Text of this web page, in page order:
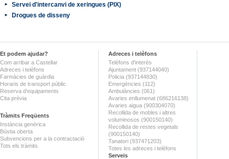
Servei d'intercanvi de xeringues (PIX)
Drogues de disseny
Et podem ajudar?
Com arribar a Castellar
Adreces i telèfons
Farmàcies de guàrdia
Horaris de transport públic
Reserva d'equipaments
Cita prèvia
Tràmits Freqüents
Instància genèrica
Bústia oberta
Subvencions per a la contractació
Tots els tràmits
Adreces i telèfons
Telèfons d'interès
Ajuntament (937144040)
Policia (937144830)
Emergències (112)
Ambulàncies (061)
Avaries enllumenat (686216138)
Avaries aigua (900304070)
Recollida de mobles i altres
voluminosos (900150140)
Recollida de restes vegetals
(900150140)
Tanatori (937471203)
Totes les adreces i telèfons
Serveis